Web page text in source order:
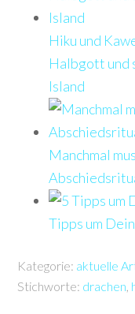
Hiku und
Halbgott und
Island
Manchmal
Tipps um
Kategorie: aktuelle
Stichworte: drachen